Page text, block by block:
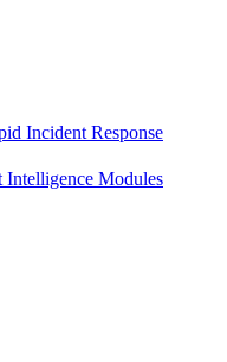
Incident Response
Intelligence Modules